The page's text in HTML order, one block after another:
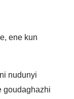
ene kun
nudunyi
goudaghazhi